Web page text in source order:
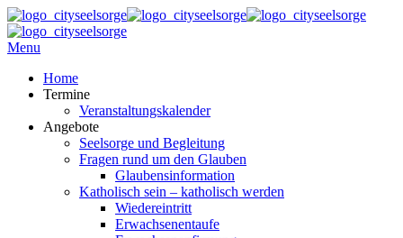
Menu
Home
Termine
Veranstaltungskalender
Angebote
Seelsorge und Begleitung
Fragen rund um den Glauben
Glaubensinformation
Katholisch sein – katholisch werden
Wiedereintritt
Erwachsenentaufe